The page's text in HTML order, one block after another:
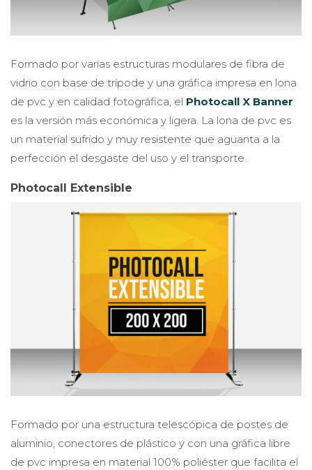
Formado por varias estructuras modulares de fibra de
vidrio con base de trípode y una gráfica impresa en lona
de pvc y en calidad fotográfica, el Photocall X Banner
es la versión más económica y ligera. La lona de pvc es
un material sufrido y muy resistente que aguanta a la
perfección el desgaste del uso y el transporte.
Photocall Extensible
Formado por una estructura telescópica de postes de
aluminio, conectores de plástico y con una gráfica libre
de pvc impresa en material 100% poliéster que facilita el